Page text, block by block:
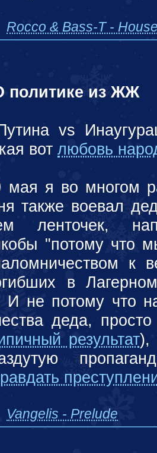
Rocco & Bass-T -
политике из ЖЖ
vs
вот любовь
мая я во многом
также воевал
ленточек,
"потому что
к
в
И не потому что
деда,
результат),
Vangelis - Prelude